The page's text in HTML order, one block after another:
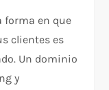
forma en que
clientes es
Un dominio
y